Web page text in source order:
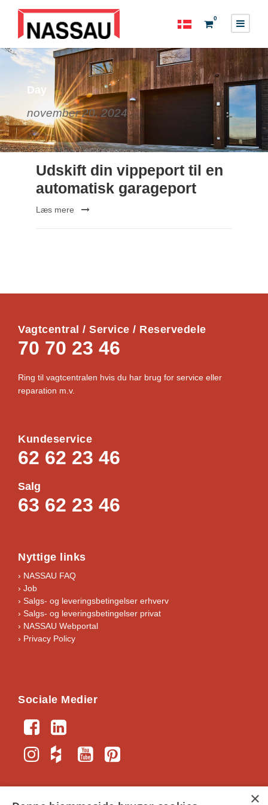
0
Day
november 20, 2024
Udskift din vippeport til en
automatisk garageport
Læs mere
Vagtcentral / Service / Reservedele
70 70 23 46
Ring til vagtcentralen hvis du har brug for service eller
reparation m.v.
Kundeservice
62 62 23 46
Salg
63 62 23 46
Nyttige links
› NASSAU FAQ
› Job
› Salgs- og leveringsbetingelser erhverv
› Salgs- og leveringsbetingelser privat
› NASSAU Webportal
› Privacy Policy
Sociale Medier
×